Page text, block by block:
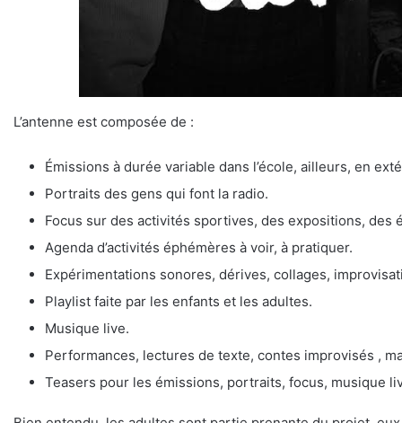
L’antenne est composée de :
Émissions à durée variable dans l’école, ailleurs, en
Portraits des gens qui font la radio.
Focus sur des activités sportives, des expositions, des
Agenda d’activités éphémères à voir, à pratiquer.
Expérimentations sonores, dérives, collages,
Playlist faite par les enfants et les adultes.
Musique live.
Performances, lectures de texte, contes improvisés ,
Teasers pour les émissions, portraits, focus, musique